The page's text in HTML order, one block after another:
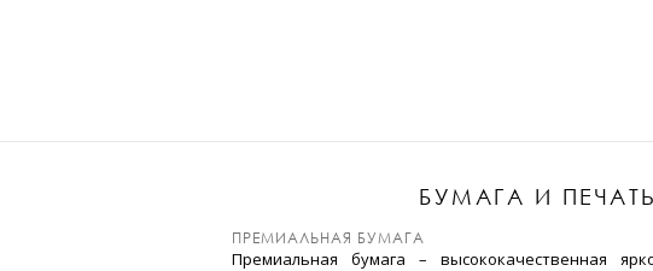
БУМАГА И ПЕЧАТЬ
ПРЕМИАЛЬНАЯ БУМАГА
Премиальная бумага – высококачественная